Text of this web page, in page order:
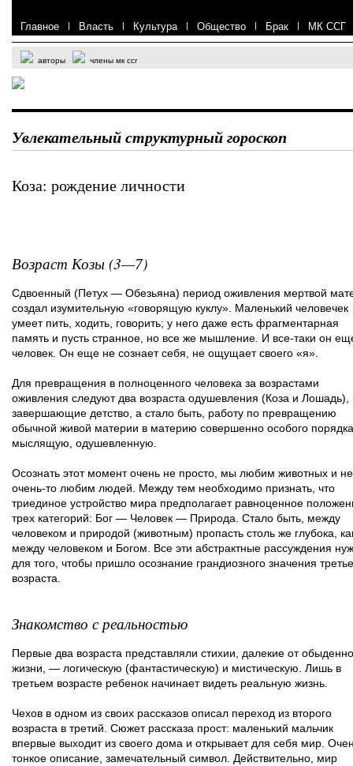
Главное | Власть | Культура | Общество | Брак | МК ССГ
авторы члены мк ссг
Увлекательный структурный гороскоп
Коза: рождение личности
Возраст Козы (3—7)
Сдвоенный (Петух — Обезьяна) период оживления мертвой
создал изумительную «говорящую куклу». Маленький человечек
умеет пить, ходить, говорить; у него даже есть фрагментарная
память и пусть странное, но все же мышление. И все-таки он
человек. Он еще не сознает себя, не ощущает своего «я».
Для превращения в полноценного человека за возрастами
оживления следуют два возраста одушевления (Коза и Лошадь),
завершающие детство, а стало быть, работу по превращению
обычной живой материи в материю совершенно особого
мыслящую, одушевленную.
Осознать этот момент очень не просто, мы любим животных и не
очень-то любим людей. Между тем необходимо признать, что
триединое устройство мира предполагает равноценное
трех категорий: Бог — Человек — Природа. Стало быть, между
человеком и природой (животным) пропасть столь же глубока,
между человеком и Богом. Все эти абстрактные рассуждения
для того, чтобы пришло осознание грандиозного значения
возраста.
Знакомство с реальностью
Первые два возраста представляли стихии, далекие от
жизни, — логическую (фантастическую) и мистическую. Лишь в
третьем возрасте ребенок начинает видеть реальную жизнь.
Чехов в одном из своих рассказов описал переход из второго
возраста в третий. Сюжет рассказа прост: маленький мальчик
впервые выходит из своего дома и открывает для себя мир.
тонкое описание, замечательный символ. Действительно, мир